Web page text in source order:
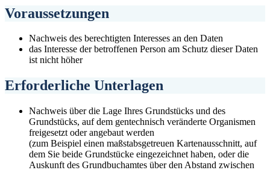
Voraussetzungen
Nachweis des berechtigten Interesses an den Daten
das Interesse der betroffenen Person am Schutz dieser Daten
ist nicht höher
Erforderliche Unterlagen
Nachweis über die Lage Ihres Grundstücks und des
Grundstücks, auf dem gentechnisch veränderte Organismen
freigesetzt oder angebaut werden
(zum Beispiel einen maßstabsgetreuen Kartenausschnitt, auf
dem Sie beide Grundstücke eingezeichnet haben, oder die
Auskunft des Grundbuchamtes über den Abstand zwischen